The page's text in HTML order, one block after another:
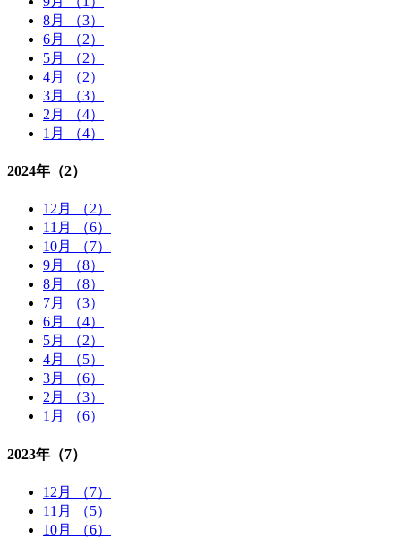
8月 （3）
6月 （2）
5月 （2）
4月 （2）
3月 （3）
2月 （4）
1月 （4）
2024年 （2）
12月 （2）
11月 （6）
10月 （7）
9月 （8）
8月 （8）
7月 （3）
6月 （4）
5月 （2）
4月 （5）
3月 （6）
2月 （3）
1月 （6）
2023年 （7）
12月 （7）
11月 （5）
10月 （6）